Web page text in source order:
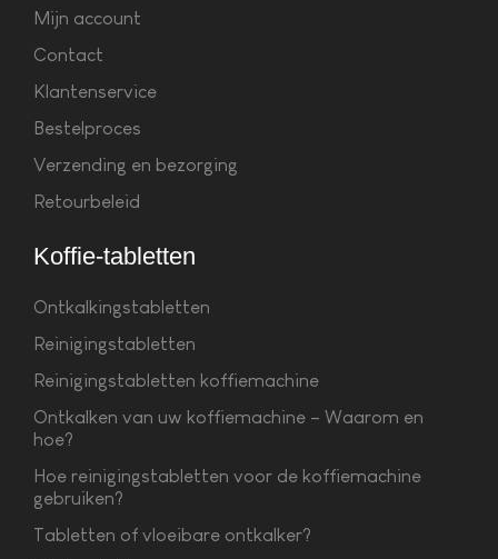
Mijn account
Contact
Klantenservice
Bestelproces
Verzending en bezorging
Retourbeleid
Koffie-tabletten
Ontkalkingstabletten
Reinigingstabletten
Reinigingstabletten koffiemachine
Ontkalken van uw koffiemachine – Waarom en
hoe?
Hoe reinigingstabletten voor de koffiemachine
gebruiken?
Tabletten of vloeibare ontkalker?